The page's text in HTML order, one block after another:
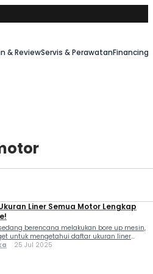
& ReviewServis & Perawatan
Liner Semua Motor Lengkap
berencana melakukan bore up mesin,
untuk mengetahui daftar ukuran liner
yang digunakan pada berbagai merek dan
25 Jul 2025